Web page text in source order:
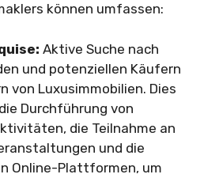
können umfassen:
Aktive Suche nach
und potenziellen Käufern
von Luxusimmobilien. Dies
Durchführung von
die Teilnahme an
und die
Online-Plattformen, um